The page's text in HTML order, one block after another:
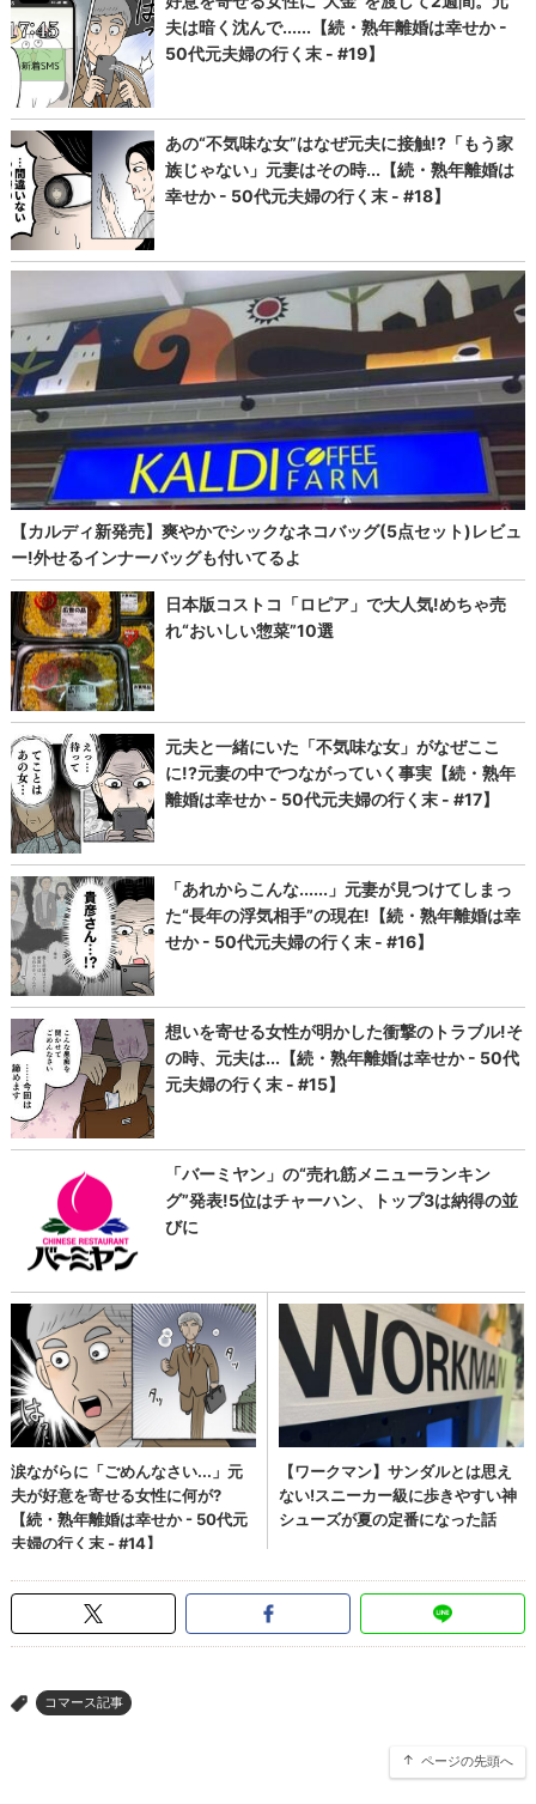
> コマース記事
ページの先頭へ